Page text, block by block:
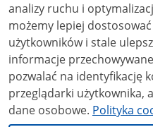
analizy ruchu i optymalizacji
możemy lepiej
użytkowników i stale ulepszać
informacje
pozwalać na identyfikację
przeglądarki użytkownika,
dane osobowe. Polityka